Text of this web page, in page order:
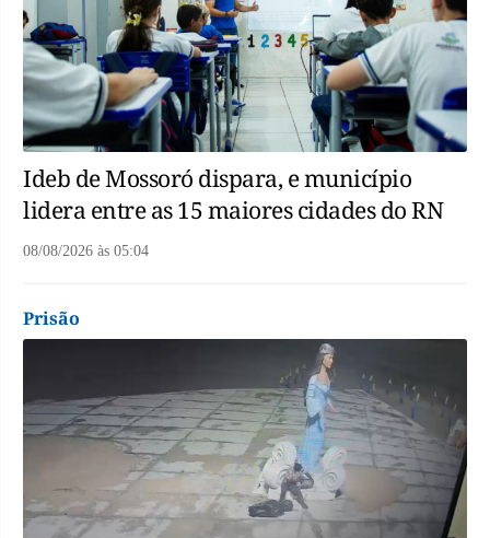
Ideb de Mossoró dispara, e município
lidera entre as 15 maiores cidades do RN
08/08/2026 às 05:04
Prisão